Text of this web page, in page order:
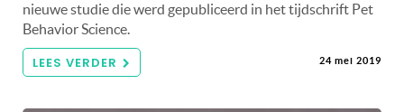
nieuwe studie die werd gepubliceerd in het tijdschrift Pet
Behavior Science.
LEES VERDER 24 mei 2019